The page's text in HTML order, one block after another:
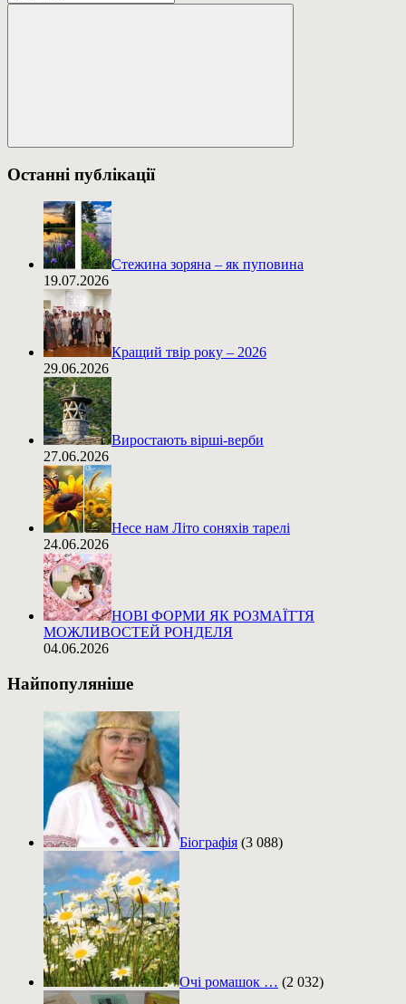
Пошук
Останні публікації
Стежина зоряна – як пуповина
19.07.2026
Кращий твір року – 2026
29.06.2026
Виростають вірші-верби
27.06.2026
Несе нам Літо соняхів тарелі
24.06.2026
НОВІ ФОРМИ ЯК РОЗМАЇТТЯ
МОЖЛИВОСТЕЙ РОНДЕЛЯ
04.06.2026
Найпопуляніше
Біографія (3 088)
Очі ромашок … (2 032)